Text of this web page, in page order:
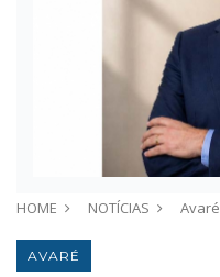
HOME NOTÍCIAS Avaré
AVARÉ